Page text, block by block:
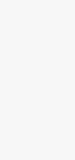
Livraison
partout au
Garantie 1
Sur tous nos